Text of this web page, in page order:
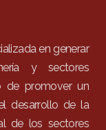
en generar
y sectores
de promover un
desarrollo de la
de los sectores